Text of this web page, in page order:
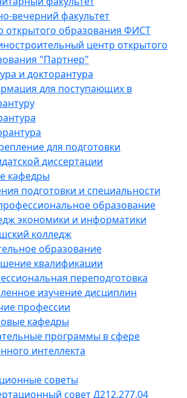
вечерний факультет
открытого образования ФИСТ
центр открытого
"Партнер"
и докторантура
для поступающих в
для подготовки
диссертации
кафедры
подготовки и специальности
образование
экономики и информатики
колледж
образование
квалификации
переподготовка
изучение дисциплин
профессии
кафедры
программы в сфере
интеллекта
советы
совет Д212.277.04